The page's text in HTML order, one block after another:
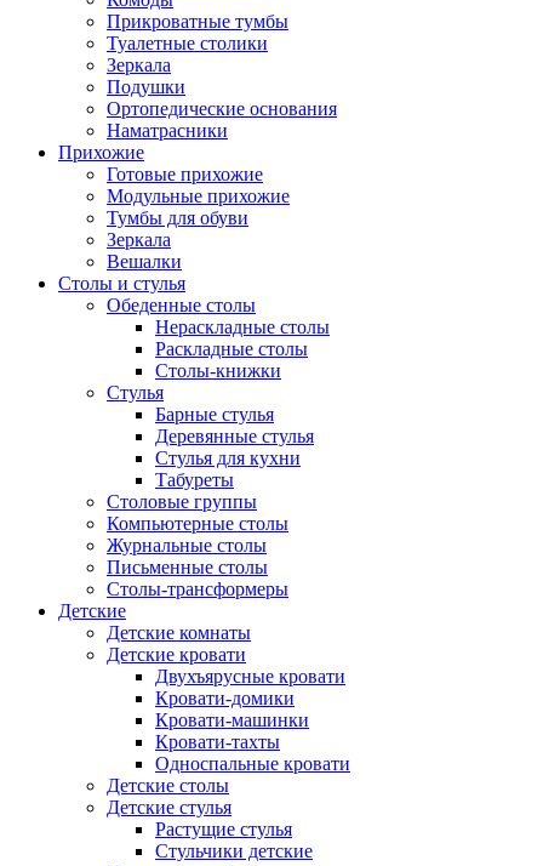
Прикроватные тумбы
Туалетные столики
Зеркала
Подушки
Ортопедические основания
Наматрасники
Прихожие
Готовые прихожие
Модульные прихожие
Тумбы для обуви
Зеркала
Вешалки
Столы и стулья
Обеденные столы
Нераскладные столы
Раскладные столы
Столы-книжки
Стулья
Барные стулья
Деревянные стулья
Стулья для кухни
Табуреты
Столовые группы
Компьютерные столы
Журнальные столы
Письменные столы
Столы-трансформеры
Детские
Детские комнаты
Детские кровати
Двухъярусные кровати
Кровати-домики
Кровати-машинки
Кровати-тахты
Односпальные кровати
Детские столы
Детские стулья
Растущие стулья
Стульчики детские